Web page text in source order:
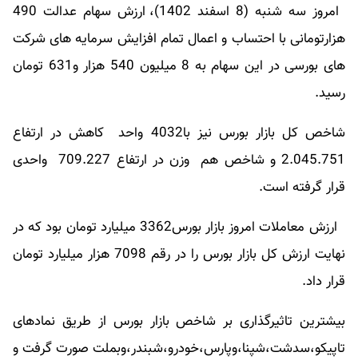
امروز سه شنبه (8 اسفند 1402)، ارزش سهام عدالت 490
هزارتومانی با احتساب و اعمال تمام افزایش سرمایه های شرکت
های بورسی در این سهام به 8 میلیون 540 هزار و631 تومان
رسید.
شاخص کل بازار بورس نیز با4032 واحد کاهش در ارتفاع
2.045.751 و شاخص هم وزن در ارتفاع 709.227 واحدی
قرار گرفته است.
ارزش معاملات امروز بازار بورس3362 میلیارد تومان بود که در
نهایت ارزش کل بازار بورس را در رقم 7098 هزار میلیارد تومان
قرار داد.
بیشترین تاثیرگذاری بر شاخص بازار بورس از طریق نمادهای
تاپیکو،سدشت،شپنا،وپارس،خودرو،شبندر،وبملت صورت گرفت و